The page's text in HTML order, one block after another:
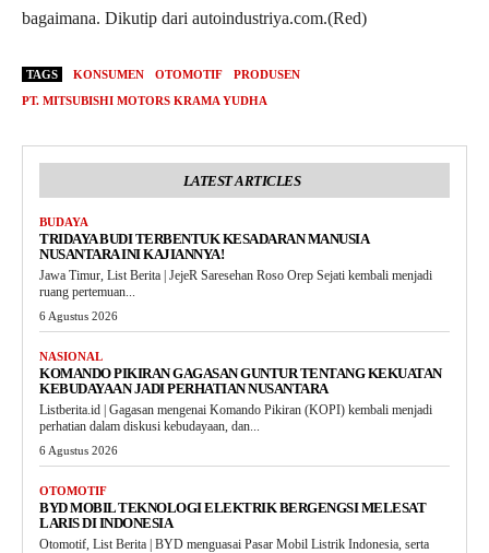
bagaimana. Dikutip dari autoindustriya.com.(Red)
TAGS KONSUMEN OTOMOTIF
PRODUSEN
PT. MITSUBISHI MOTORS KRAMA YUDHA
LATEST ARTICLES
BUDAYA
TRIDAYA BUDI TERBENTUK KESADARAN MANUSIA
NUSANTARA INI KAJIANNYA!
Jawa Timur, List Berita | JejeR Saresehan Roso Orep Sejati kembali menjadi
ruang pertemuan...
6 Agustus 2026
NASIONAL
KOMANDO PIKIRAN GAGASAN GUNTUR TENTANG KEKUATAN
KEBUDAYAAN JADI PERHATIAN NUSANTARA
Listberita.id | Gagasan mengenai Komando Pikiran (KOPI) kembali menjadi
perhatian dalam diskusi kebudayaan, dan...
6 Agustus 2026
OTOMOTIF
BYD MOBIL TEKNOLOGI ELEKTRIK BERGENGSI MELESAT
LARIS DI INDONESIA
Otomotif, List Berita | BYD menguasai Pasar Mobil Listrik Indonesia, serta